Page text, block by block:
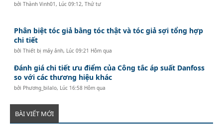
bởiThành Vinh01, Lúc 09:12, Thứ tư
Phân biệt tóc giả bằng tóc thật và tóc giả sợi tổng hợp
chi tiết
bởiThiết bị máy ảnh, Lúc 09:21 Hôm qua
Đánh giá chi tiết ưu điểm của Công tắc áp suất Danfoss
so với các thương hiệu khác
bởi Phương_bilalo, Lúc 16:58 Hôm qua
BÀI VIẾT MỚI